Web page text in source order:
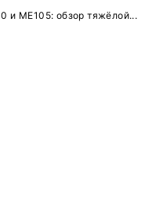
и ME105: обзор тяжёлой...